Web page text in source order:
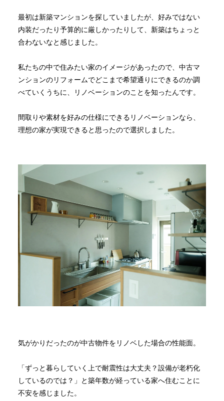
最初は新築マンションを探していましたが、好みではない
内装だったり予算的に厳しかったりして、新築はちょっと
合わないなと感じました。
私たちの中で住みたい家のイメージがあったので、中古マ
ンションのリフォームでどこまで希望通りにできるのか調
べていくうちに、リノベーションのことを知ったんです。
間取りや素材を好みの仕様にできるリノベーションなら、
理想の家が実現できると思ったので選択しました。
気がかりだったのが中古物件をリノベした場合の性能面。
「ずっと暮らしていく上で耐震性は大丈夫？設備が老朽化
しているのでは？」と築年数が経っている家へ住むことに
不安を感じました。